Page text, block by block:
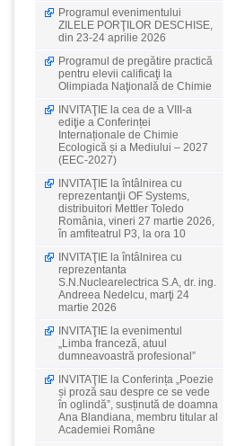
Programul evenimentului
ZILELE PORŢILOR DESCHISE,
din 23-24 aprilie 2026
Programul de pregătire practică
pentru elevii calificaţi la
Olimpiada Naţională de Chimie
INVITAŢIE la cea de a VIII-a
ediţie a Conferinței
Internaționale de Chimie
Ecologică și a Mediului – 2027
(EEC-2027)
INVITAŢIE la întâlnirea cu
reprezentanţii OF Systems,
distribuitori Mettler Toledo
România, vineri 27 martie 2026,
în amfiteatrul P3, la ora 10
INVITAŢIE la întâlnirea cu
reprezentanta
S.N.Nuclearelectrica S.A, dr. ing.
Andreea Nedelcu, marţi 24
martie 2026
INVITAŢIE la evenimentul
„Limba franceză, atuul
dumneavoastră profesional”
INVITAŢIE la Conferința „Poezie
și proză sau despre ce se vede
în oglindă”, susținută de doamna
Ana Blandiana, membru titular al
Academiei Române